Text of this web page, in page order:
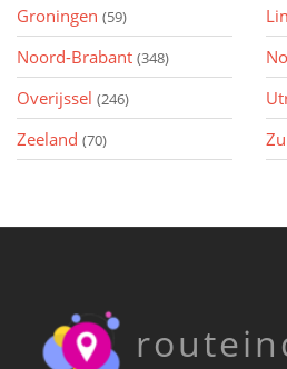
Groningen (59)
Noord-Brabant (348)
Overijssel (246)
Zeeland (70)